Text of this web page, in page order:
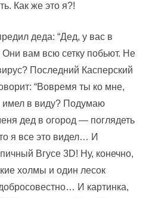
Как же это я?!
деда: “Дед, у вас в
Они вам всю сетку побьют. Hе
Последний Касперский
“Вовремя ты ко мне,
имел в виду? Подумаю
дед в огород — поглядеть
я все это видел… И
Вгусе 3D! Hу, конечно,
холмы и один лесок
И картинка,